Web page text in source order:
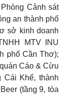
Cảnh sát
an thành phố
sở kinh doanh
MTV INU
phố Cần Thơ);
Cáo & Cừu
Khế, thành
(tầng 9, tòa